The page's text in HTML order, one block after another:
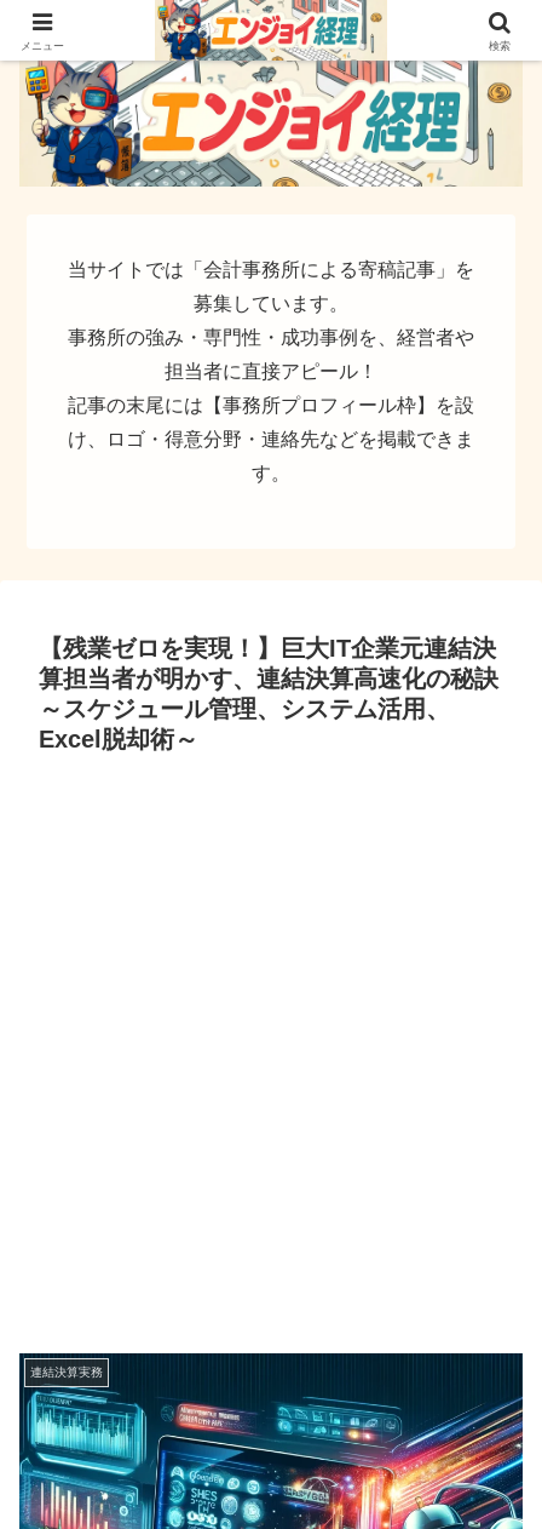
簿記でなく実務ができるサイト
当サイトでは「会計事務所による寄稿記事」を
募集しています。
事務所の強み・専門性・成功事例を、経営者や
担当者に直接アピール！
記事の末尾には【事務所プロフィール枠】を設
け、ロゴ・得意分野・連絡先などを掲載できま
す。
【残業ゼロを実現！】巨大IT企業元連結決
算担当者が明かす、連結決算高速化の秘訣
～スケジュール管理、システム活用、
Excel脱却術～
連結決算実務
メニュー 検索